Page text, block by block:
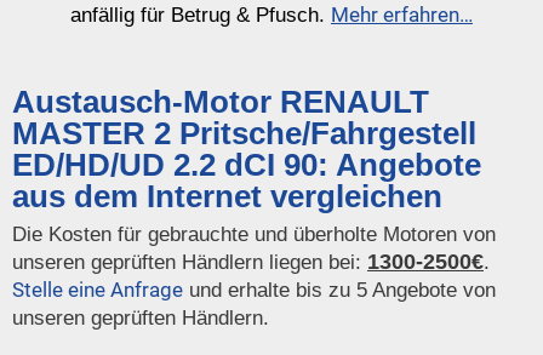
anfällig für Betrug & Pfusch. Mehr erfahren…
Austausch-Motor RENAULT
MASTER 2 Pritsche/Fahrgestell
ED/HD/UD 2.2 dCI 90: Angebote
aus dem Internet vergleichen
Die Kosten für gebrauchte und überholte Motoren von
unseren geprüften Händlern liegen bei: 1300-2500€.
Stelle eine Anfrage und erhalte bis zu 5 Angebote von
unseren geprüften Händlern.